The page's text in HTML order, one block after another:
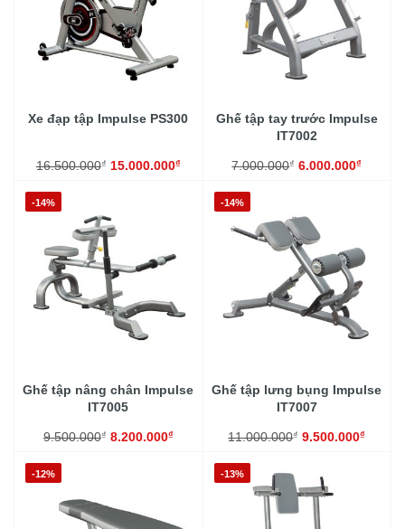
Xe đạp tập Impulse PS300
16.500.000₫ 15.000.000₫
Ghế tập tay trước Impulse
IT7002
7.000.000₫ 6.000.000₫
-14%
Ghế tập nâng chân Impulse
IT7005
9.500.000₫ 8.200.000₫
-14%
Ghế tập lưng bụng Impulse
IT7007
11.000.000₫ 9.500.000₫
-12% -13%